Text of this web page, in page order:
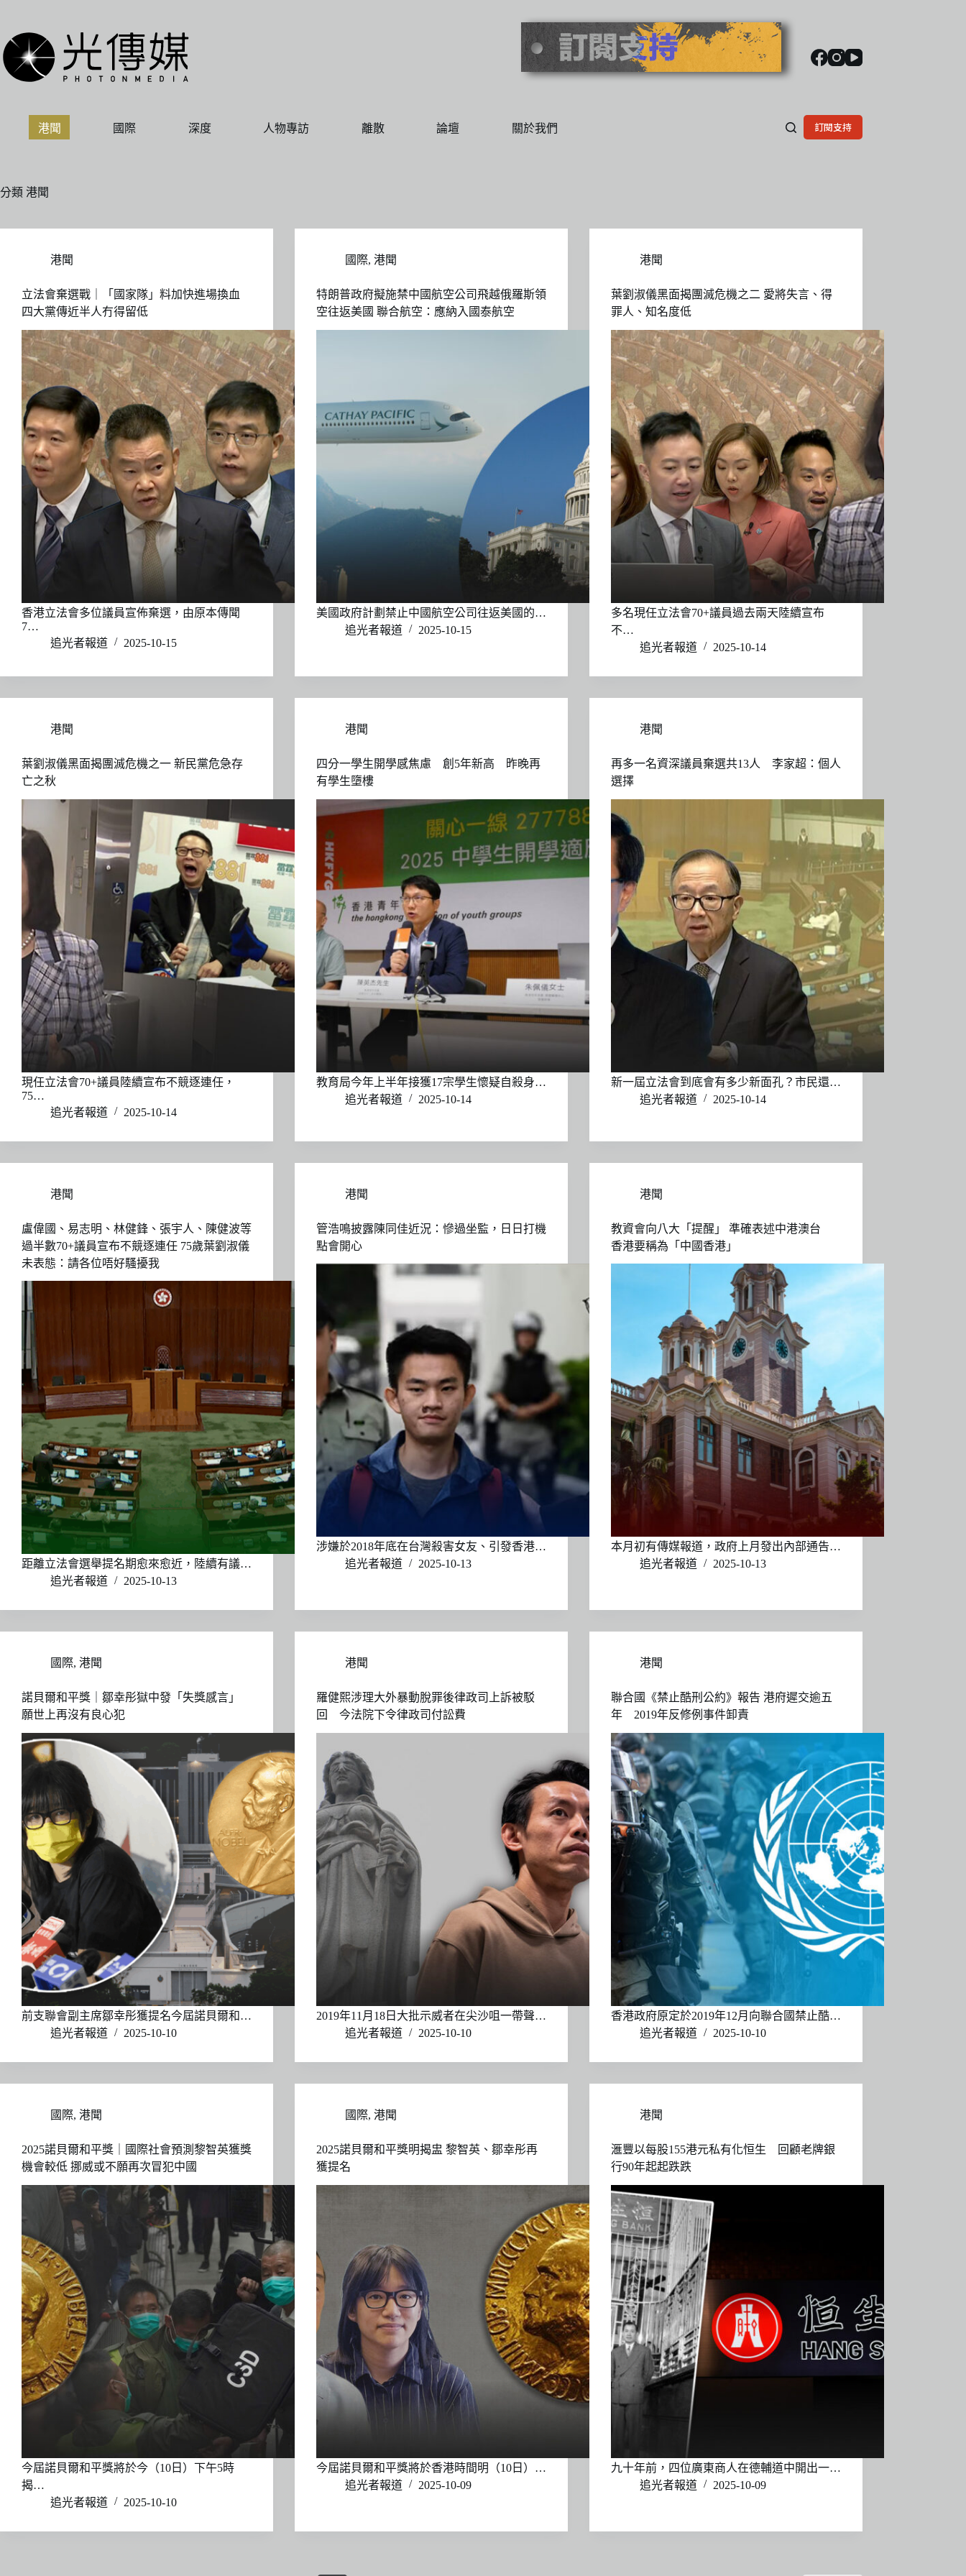
主
要
內
港聞 國際 深度 人物專訪 離散 論壇 關於我們 訂閱支持
分類 港聞
港聞
立法會棄選戰｜「國家隊」料加快進場換血
四大黨傳近半人冇得留低
香港立法會多位議員宣佈棄選，由原本傳聞
7…
追光者報道
2025-10-15
國際, 港聞
特朗普政府擬施禁中國航空公司飛越俄羅斯領
空往返美國 聯合航空：應納入國泰航空
美國政府計劃禁止中國航空公司往返美國的…
追光者報道
2025-10-15
港聞
葉劉淑儀黑面揭團滅危機之二 愛將失言、得
罪人、知名度低
多名現任立法會70+議員過去兩天陸續宣布
不…
追光者報道
2025-10-14
港聞
葉劉淑儀黑面揭團滅危機之一 新民黨危急存
亡之秋
現任立法會70+議員陸續宣布不競逐連任，
75…
追光者報道
2025-10-14
港聞
四分一學生開學感焦慮 創5年新高 昨晚再
有學生墮樓
教育局今年上半年接獲17宗學生懷疑自殺身…
追光者報道
2025-10-14
港聞
再多一名資深議員棄選共13人 李家超：個人
選擇
新一屆立法會到底會有多少新面孔？市民還…
追光者報道
2025-10-14
港聞
盧偉國、易志明、林健鋒、張宇人、陳健波等
過半數70+議員宣布不競逐連任 75歲葉劉淑儀
未表態：請各位唔好騷擾我
距離立法會選舉提名期愈來愈近，陸續有議…
追光者報道
2025-10-13
港聞
管浩鳴披露陳同佳近況：慘過坐監，日日打機
點會開心
涉嫌於2018年底在台灣殺害女友、引發香港…
追光者報道
2025-10-13
港聞
教資會向八大「提醒」 準確表述中港澳台
香港要稱為「中國香港」
本月初有傳媒報道，政府上月發出內部通告…
追光者報道
2025-10-13
國際, 港聞
諾貝爾和平獎｜鄒幸彤獄中發「失獎感言」
願世上再沒有良心犯
前支聯會副主席鄒幸彤獲提名今屆諾貝爾和…
追光者報道
2025-10-10
港聞
羅健熙涉理大外暴動脫罪後律政司上訴被駁
回 今法院下令律政司付訟費
2019年11月18日大批示威者在尖沙咀一帶聲…
追光者報道
2025-10-10
港聞
聯合國《禁止酷刑公約》報告 港府遲交逾五
年 2019年反修例事件卸責
香港政府原定於2019年12月向聯合國禁止酷…
追光者報道
2025-10-10
國際, 港聞
2025諾貝爾和平獎｜國際社會預測黎智英獲獎
機會較低 挪威或不願再次冒犯中國
今屆諾貝爾和平獎將於今（10日）下午5時
揭…
追光者報道
2025-10-10
國際, 港聞
2025諾貝爾和平獎明揭盅 黎智英、鄒幸彤再
獲提名
今屆諾貝爾和平獎將於香港時間明（10日）…
追光者報道
2025-10-09
港聞
滙豐以每股155港元私有化恒生 回顧老牌銀
行90年起起跌跌
九十年前，四位廣東商人在德輔道中開出一…
追光者報道
2025-10-09